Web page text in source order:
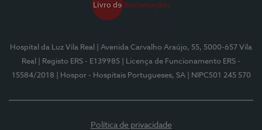
Hospital da Luz Vila Real
| Avenida Carvalho Araújo, 55, 5000-657 Vila
Real
| Registo ERS - E139985
| Licença de Funcionamento ERS -
15584/2018
| Hospor - Hospitais Portugueses, SA | NIPC501 245 570
Política de privacidade